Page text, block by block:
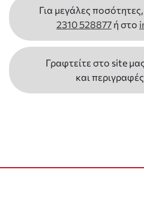
Για μεγάλες
2310 528877 ή στο
Γραφτείτε στο site μας
και